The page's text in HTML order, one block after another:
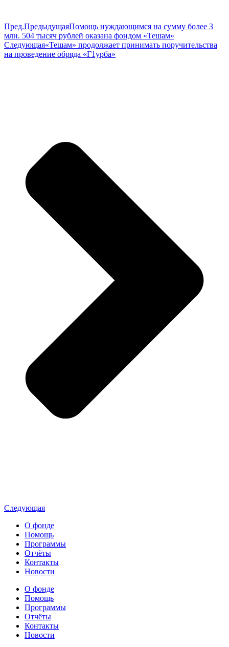
Пред.ПредыдущаяПомощь нуждающимся на сумму более 3
млн. 504 тысяч рублей оказана фондом «Тешам»
Следующая«Тешам» продолжает принимать поручительства
на проведение обряда «Г1урба»
Следующая
О фонде
Помощь
Программы
Отчёты
Контакты
Новости
О фонде
Помощь
Программы
Отчёты
Контакты
Новости